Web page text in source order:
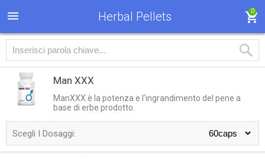
Herbal Pellets 0
Man XXX
ManXXX è la potenza e l'ingrandimento del pene a
base di erbe prodotto.
Scegli I Dosaggi: